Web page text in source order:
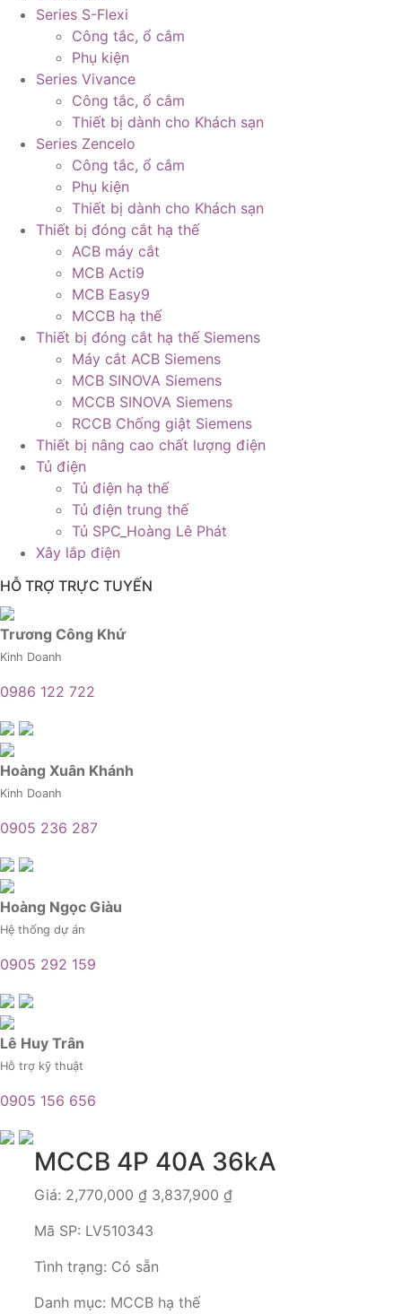
Series S-Flexi
Công tắc, ổ cắm
Phụ kiện
Series Vivance
Công tắc, ổ cắm
Thiết bị dành cho Khách sạn
Series Zencelo
Công tắc, ổ cắm
Phụ kiện
Thiết bị dành cho Khách sạn
Thiết bị đóng cắt hạ thế
ACB máy cắt
MCB Acti9
MCB Easy9
MCCB hạ thế
Thiết bị đóng cắt hạ thế Siemens
Máy cắt ACB Siemens
MCB SINOVA Siemens
MCCB SINOVA Siemens
RCCB Chống giật Siemens
Thiết bị nâng cao chất lượng điện
Tủ điện
Tủ điện hạ thế
Tủ điện trung thế
Tủ SPC_Hoàng Lê Phát
Xây lắp điện
HỖ TRỢ TRỰC TUYẾN
Trương Công Khứ
Kinh Doanh
0986 122 722
Hoàng Xuân Khánh
Kinh Doanh
0905 236 287
Hoàng Ngọc Giàu
Hệ thống dự án
0905 292 159
Lê Huy Trân
Hỗ trợ kỹ thuật
0905 156 656
MCCB 4P 40A 36kA
Giá: 2,770,000 ₫ 3,837,900 ₫
Mã SP: LV510343
Tình trạng: Có sẵn
Danh mục: MCCB hạ thế